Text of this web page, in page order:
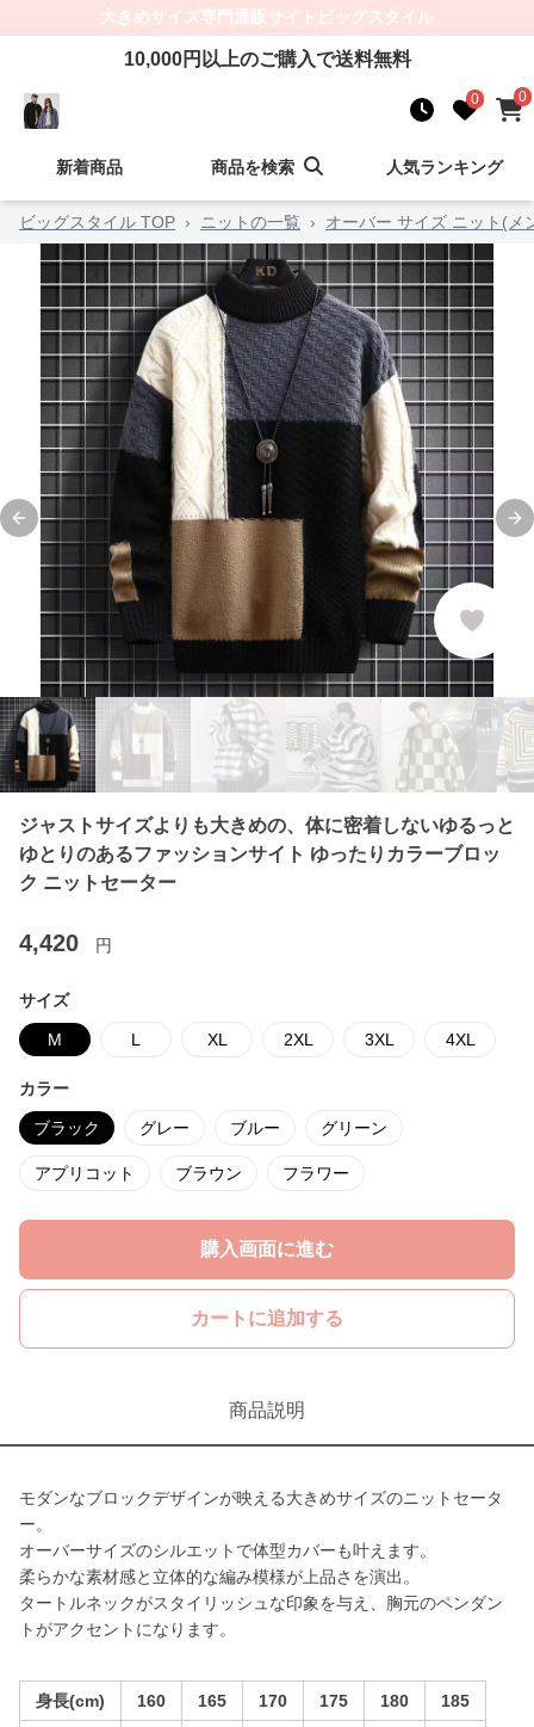
大きめサイズ専門通販サイト ビッグスタイル
10,000円以上のご購入で送料無料
0 0
新着商品 商品を検索 人気ランキング
ビッグスタイル TOP › ニットの一覧 › オーバー サイズ ニット(メ
Previous slide
ジャストサイズよりも大きめの、体に密着しないゆるっと
ゆとりのあるファッションサイト ゆったりカラーブロッ
ク ニットセーター
4,420 円
サイズ
M L XL 2XL 3XL 4XL
カラー
ブラック グレー ブルー グリーン
アプリコット ブラウン フラワー
購入画面に進む
カートに追加する
商品説明
モダンなブロックデザインが映える大きめサイズのニットセータ
ー。
オーバーサイズのシルエットで体型カバーも叶えます。
柔らかな素材感と立体的な編み模様が上品さを演出。
タートルネックがスタイリッシュな印象を与え、胸元のペンダン
トがアクセントになります。
身長(cm) 160 165 170 175 180 185